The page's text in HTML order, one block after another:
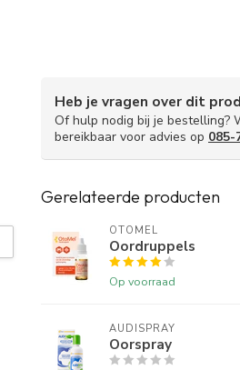
Heb je vragen over dit
Of hulp nodig bij je bestelling?
bereikbaar voor advies op 085-
Gerelateerde producten
OTOMEL
Oordruppels
Op voorraad
AUDISPRAY
Oorspray